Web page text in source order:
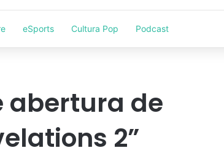
eSports Cultura Pop Podcast
abertura de
2”